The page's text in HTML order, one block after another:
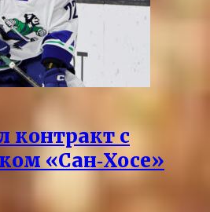
контракт с
«Сан‑Хосе»